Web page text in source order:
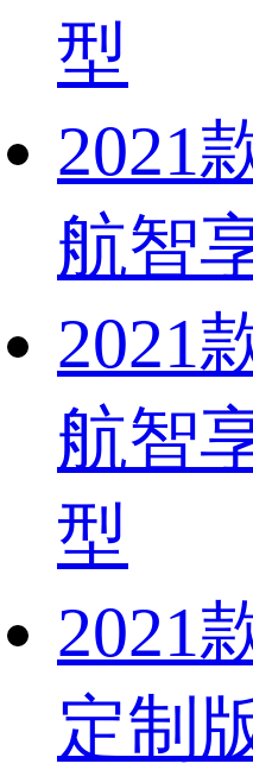
型
2021
航智
2021
航智
型
2021
定制